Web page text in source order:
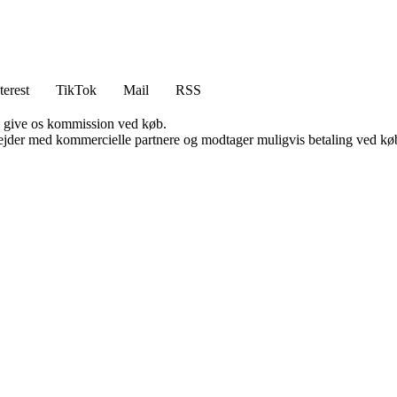
TikTok Mail RSS
os kommission ved køb.
med kommercielle partnere og modtager muligvis betaling ved